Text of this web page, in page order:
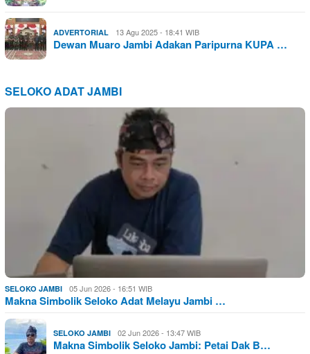
ADVERTORIAL 13 Agu 2025 - 18:41 WIB
Dewan Muaro Jambi Adakan Paripurna KUPA …
SELOKO ADAT JAMBI
SELOKO JAMBI 05 Jun 2026 - 16:51 WIB
Makna Simbolik Seloko Adat Melayu Jambi …
SELOKO JAMBI 02 Jun 2026 - 13:47 WIB
Makna Simbolik Seloko Jambi: Petai Dak B…